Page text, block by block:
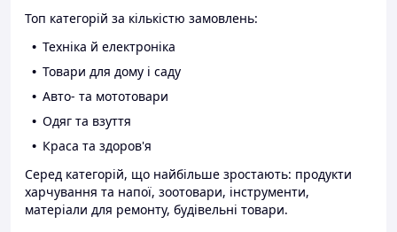
Топ категорій за кількістю замовлень:
Техніка й електроніка
Товари для дому і саду
Авто- та мототовари
Одяг та взуття
Краса та здоров'я
Серед категорій, що найбільше зростають: продукти
харчування та напої, зоотовари, інструменти,
матеріали для ремонту, будівельні товари.